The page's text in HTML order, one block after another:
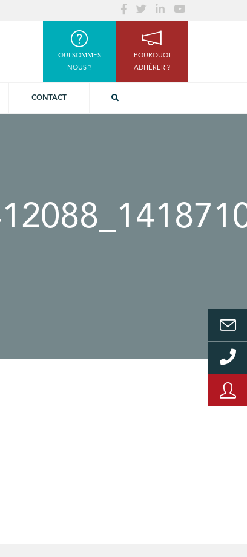
QUI SOMMES
NOUS ?
POURQUOI
ADHÉRER ?
CONTACT